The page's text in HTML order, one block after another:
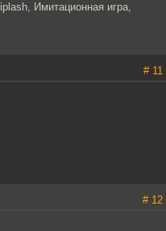
Имитационная игра,
# 11
# 12